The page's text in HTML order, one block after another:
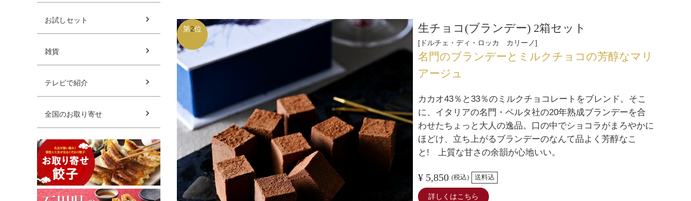
お試しセット
雑貨
テレビで紹介
全国のお取り寄せ
第2位 生チョコ(ブランデー) 2箱セット
ドルチェ・ディ・ロッカ カリーノ
名門のブランデーとミルクチョコの芳醇なマリ
アージュ
カカオ43％と33％のミルクチョコレートをブレンド。そこ
に、イタリアの名門・ベルタ社の20年熟成ブランデーを合
わせたちょっと大人の逸品。口の中でショコラがまろやかに
ほどけ、立ち上がるブランデーのなんて品よく芳醇なこ
と! 上質な甘さの余韻が心地いい。
¥ 5,850 (税込) 送料込
詳しくはこちら